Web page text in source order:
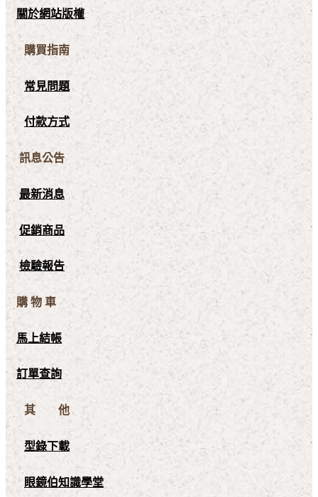
關於網站版權
購買指南
常見問題
付款方式
訊息公告
最新消息
促銷商品
檢驗報告
購 物 車
馬上結帳
訂單查詢
其 他
型錄下載
眼鏡伯知識學堂